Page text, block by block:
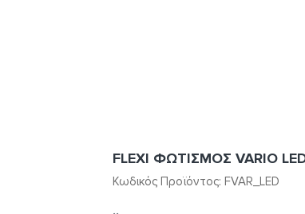
Κωδικός Προϊόντος: FVAR_LED
FLEXI ΦΩΤΙΣΜΟΣ VARIO
..